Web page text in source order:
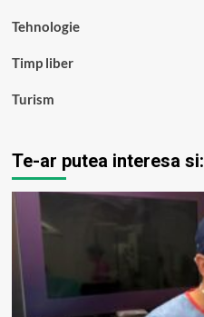
Tehnologie
Timp liber
Turism
Te-ar putea interesa si: